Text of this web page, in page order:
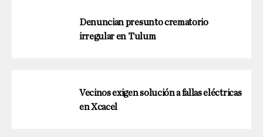
Denuncian presunto crematorio
irregular en Tulum
Vecinos exigen solución a fallas eléctricas
en Xcacel